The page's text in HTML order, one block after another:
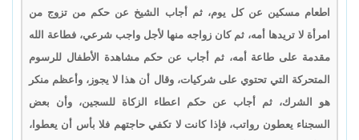
اطعام مسكين عن كل يوم، ثم أجاب الشيخ عن حكم من تزوج من
امرأة لا تريدها أمه، ثم كان زواجه منها لأجل واجب شرعي، فطاعة الله
مقدمة على طاعة أمه، ثم أجاب عن حكم مشاهدة الأطفال للرسوم
المتحركة التي تحتوي على شركيات، وقال أن هذا لا يجوز، وأعظم منكر
هو الشرك، ثم أجاب عن حكم اعطاء الزكاة للسجين، وأن بعض
السجناء يعطون رواتب، فإذا كانت لا تكفي حاجتهم فلا بأس أن يعطوا،